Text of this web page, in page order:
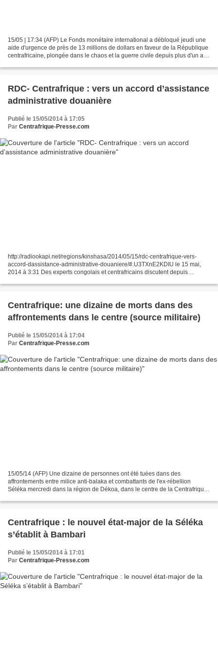
15/05 | 17:34 (AFP) Le Fonds monétaire international a débloqué jeudi une
aide d'urgence de près de 13 millions de dollars en faveur de la République
centrafricaine, plongée dans le chaos et la guerre civile depuis plus d'un an.
RDC- Centrafrique : vers un accord d’assistance
administrative douanière
Publié le 15/05/2014 à 17:05
Par Centrafrique-Presse.com
http://radiookapi.net/regions/kinshasa/2014/05/15/rdc-centrafrique-vers-
accord-dassistance-administrative-douaniere/#.U3TXnE2KDIU le 15 mai,
2014 à 3:31 Des experts congolais et centrafricains discutent depuis
Centrafrique: une dizaine de morts dans des
affrontements dans le centre (source militaire)
Publié le 15/05/2014 à 17:04
Par Centrafrique-Presse.com
15/05/14 (AFP) Une dizaine de personnes ont été tuées dans des
affrontements entre milice anti-balaka et combattants de l'ex-rébellion
Séléka mercredi dans la région de Dékoa, dans le centre de la Centrafrique ,
Centrafrique : le nouvel état-major de la Séléka
s’établit à Bambari
Publié le 15/05/2014 à 17:01
Par Centrafrique-Presse.com